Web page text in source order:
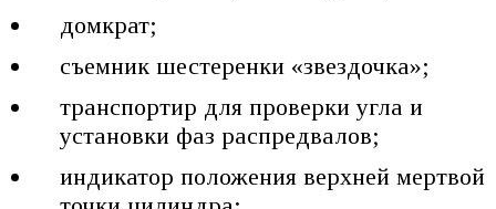
домкрат;
съемник шестеренки «звездочка»;
транспортир для проверки угла и
установки фаз распредвалов;
индикатор положения верхней мертвой